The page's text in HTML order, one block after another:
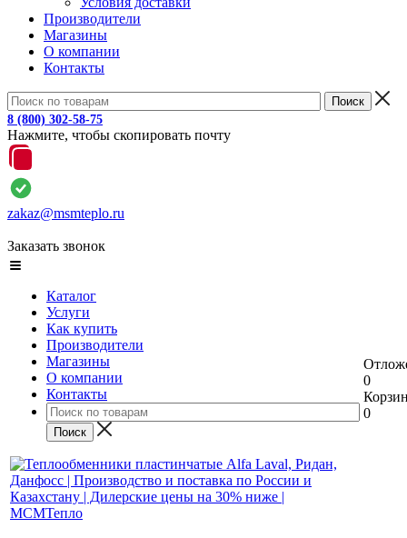
Производители
Магазины
О компании
Контакты
8 (800) 302-58-75
Нажмите, чтобы скопировать почту
zakaz@msmteplo.ru
Заказать звонок
Каталог
Услуги
Как купить
Производители
Магазины
О компании
Контакты
0
0